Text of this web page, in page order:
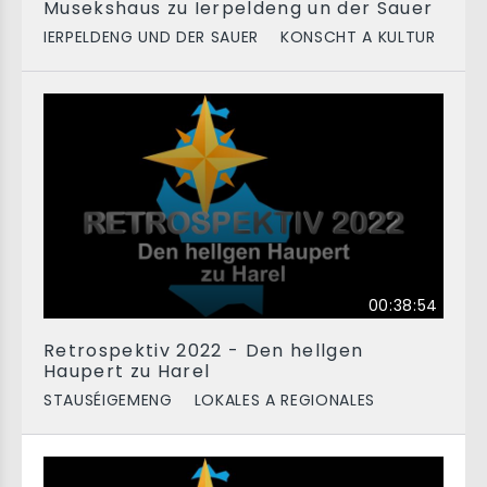
Musekshaus zu Ierpeldeng un der Sauer
IERPELDENG UND DER SAUER KONSCHT A KULTUR
00:38:54
Retrospektiv 2022 - Den hellgen
Haupert zu Harel
STAUSÉIGEMENG LOKALES A REGIONALES